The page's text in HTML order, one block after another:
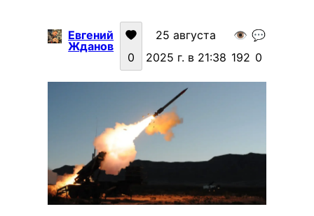
Евгений
Жданов
0
25 августа
2025 г. в 21:38
👁️
192
💬
0